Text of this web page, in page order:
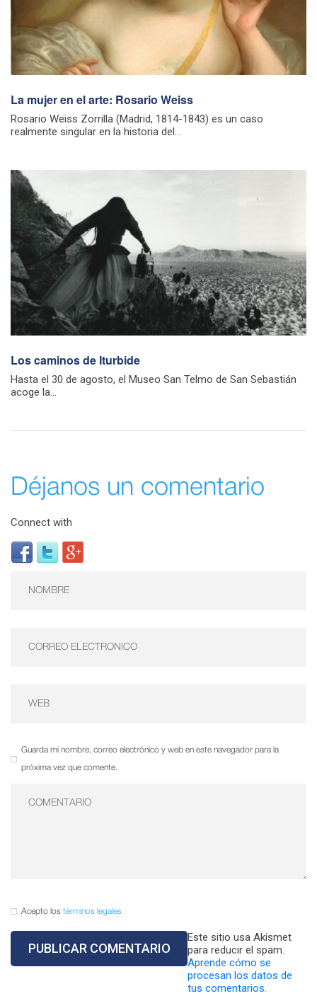
La mujer en el arte: Rosario Weiss
Rosario Weiss Zorrilla (Madrid, 1814-1843) es un caso
realmente singular en la historia del...
Los caminos de Iturbide
Hasta el 30 de agosto, el Museo San Telmo de San Sebastián
acoge la...
Déjanos un comentario
Connect with
Guarda mi nombre, correo electrónico y web en este navegador para la
próxima vez que comente.
Acepto los términos legales
Este sitio usa Akismet
para reducir el spam.
Aprende cómo se
procesan los datos de
tus comentarios.